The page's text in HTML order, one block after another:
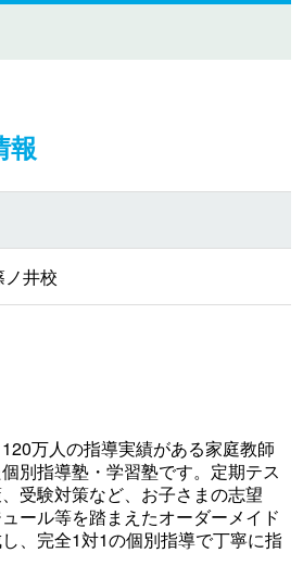
報
井校
万人の指導実績がある家庭教師
別指導塾・学習塾です。定期テス
受験対策など、お子さまの志望
ール等を踏まえたオーダーメイド
、完全1対1の個別指導で丁寧に指